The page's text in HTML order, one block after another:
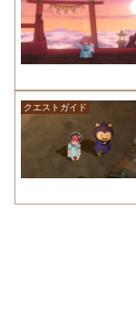
クエストガイド